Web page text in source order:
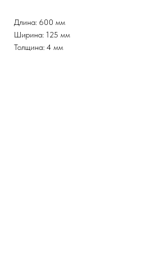
Длина: 600 мм
Ширина: 125 мм
Толщина: 4 мм